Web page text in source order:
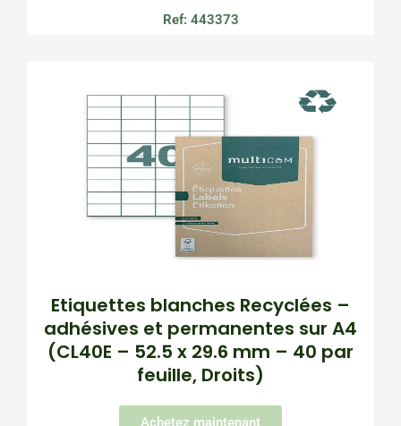
Ref: 443373
Etiquettes blanches Recyclées –
adhésives et permanentes sur A4
(CL40E – 52.5 x 29.6 mm – 40 par
feuille, Droits)
Achetez maintenant